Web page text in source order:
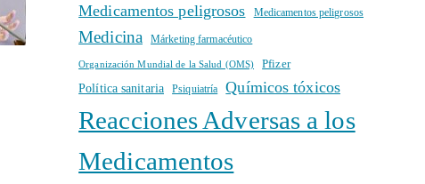
Medicamentos peligrosos Medicamentos peligrosos
Medicina Márketing farmacéutico
Organización Mundial de la Salud (OMS) Pfizer
Política sanitaria Psiquiatría Químicos tóxicos
Reacciones Adversas a los
Medicamentos